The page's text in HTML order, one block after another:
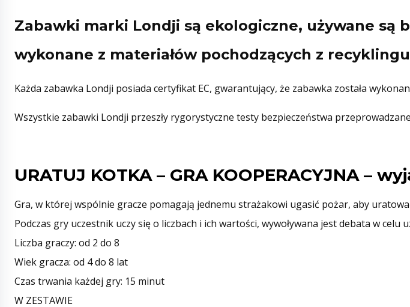
Zabawki marki Londji są ekologiczne, używane
wykonane z materiałów pochodzących z
Każda zabawka Londji posiada certyfikat EC, gwarantujący, że zabawka została
Wszystkie zabawki Londji przeszły rygorystyczne testy bezpieczeństwa
URATUJ KOTKA – GRA KOOPERACYJNA –
Gra, w której wspólnie gracze pomagają jednemu strażakowi ugasić pożar, aby
Podczas gry uczestnik uczy się o liczbach i ich wartości, wywoływana jest debata w
Liczba graczy: od 2 do 8
Wiek gracza: od 4 do 8 lat
Czas trwania każdej gry: 15 minut
W ZESTAWIE